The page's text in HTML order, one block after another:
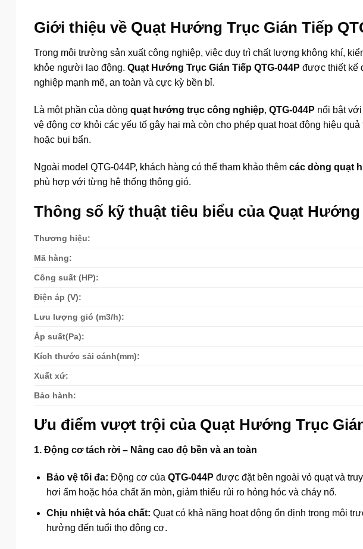
Giới thiệu về Quạt Hướng Trục Gián Tiếp
Trong môi trường sản xuất công nghiệp, việc duy trì chất lượng không khí,
khỏe người lao động. Quạt Hướng Trục Gián Tiếp QTG-044P được thiết kế
nghiệp mạnh mẽ, an toàn và cực kỳ bền bỉ.
Là một phần của dòng quạt hướng trục công nghiệp, QTG-044P nổi bật
vệ động cơ khỏi các yếu tố gây hại mà còn cho phép quạt hoạt động hiệu
hoặc bụi bẩn.
Ngoài model QTG-044P, khách hàng có thể tham khảo thêm các dòng quạt
phù hợp với từng hệ thống thông gió.
Thông số kỹ thuật tiêu biểu của Quạt Hướng
Thương hiệu:
Mã hàng:
Công suất (HP):
Điện áp (V):
Lưu lượng gió (m3/h):
Áp suất(Pa):
Kích thước sải cánh(mm):
Xuất xứ:
Bảo hành:
Ưu điểm vượt trội của Quạt Hướng Trục
1. Động cơ tách rời – Nâng cao độ bền và an toàn
Bảo vệ tối đa: Động cơ của QTG-044P được đặt bên ngoài vỏ quạt và
hơi ẩm hoặc hóa chất ăn mòn, giảm thiểu rủi ro hỏng hóc và cháy nổ.
Chịu nhiệt và hóa chất: Quạt có khả năng hoạt động ổn định trong môi
hưởng đến tuổi thọ động cơ.